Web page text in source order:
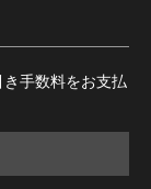
手数料をお支払